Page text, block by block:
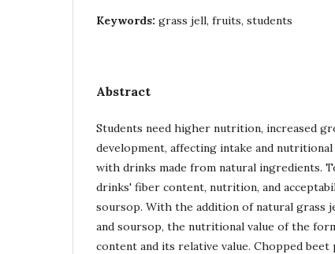
Keywords: grass jell, fruits, students
Abstract
Students need higher nutrition, increased
development, affecting intake and nutritional
with drinks made from natural ingredients.
drinks' fiber content, nutrition, and
soursop. With the addition of natural grass
and soursop, the nutritional value of the
content and its relative value. Chopped